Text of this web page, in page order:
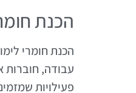
הכנת
הכנת חומרי
עבודה, חוברות
פעילויות